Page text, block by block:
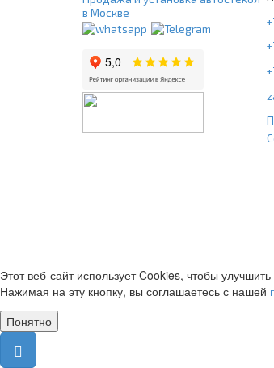
в Москве
Этот веб-сайт использует Cookies, чтобы
Нажимая на эту кнопку, вы соглашаетесь с нашей
Понятно